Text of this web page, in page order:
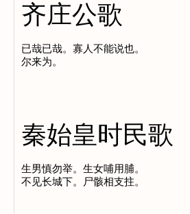
齐庄公歌
已哉已哉。寡人不能说也。
秦始皇时民歌
生男慎勿举。生女哺用脯。